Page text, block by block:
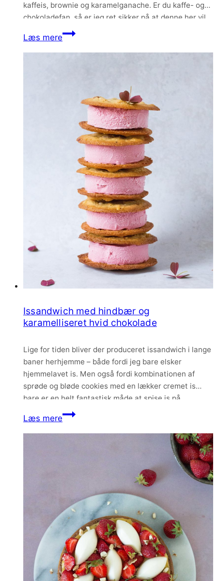
hindbær
kaffeis, brownie og karamelganache. Er du kaffe- og
chokoladefan, så er jeg ret sikker på at denne her vil
falde i god jord.
Læs mereIslagkage
karamelganache
Issandwich med hindbær og
karamelliseret hvid chokolade
Lige for tiden bliver der produceret issandwich i lange
baner herhjemme – både fordi jeg bare elsker
hjemmelavet is. Men også fordi kombinationen af
sprøde og bløde cookies med en lækker cremet is
bare er en helt fantastisk måde at spise is på.
Læs mereIssandwich
chokolade